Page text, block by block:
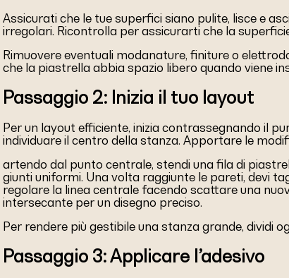
Assicurati che le tue superfici siano pulite, lisce e
irregolari. Ricontrolla per assicurarti che la
Rimuovere eventuali modanature, finiture o
che la piastrella abbia spazio libero quando viene
Passaggio 2: Inizia il tuo layout
Per un layout efficiente, inizia contrassegnando il
individuare il centro della stanza. Apportare le
artendo dal punto centrale, stendi una fila di
giunti uniformi. Una volta raggiunte le pareti, devi
regolare la linea centrale facendo scattare una
intersecante per un disegno preciso.
Per rendere più gestibile una stanza grande, dividi
Passaggio 3: Applicare l’adesivo